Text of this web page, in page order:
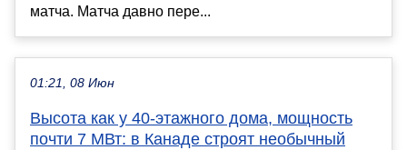
матча. Матча давно пере...
01:21, 08 Июн
Высота как у 40-этажного дома, мощность
почти 7 МВт: в Канаде строят необычный